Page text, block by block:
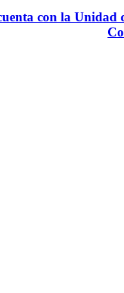
con la Unidad